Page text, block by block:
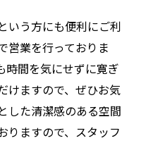
いう方にも便利にご利
営業を行っておりま
時間を気にせずに寛ぎ
けますので、ぜひお気
した清潔感のある空間
りますので、スタッフ